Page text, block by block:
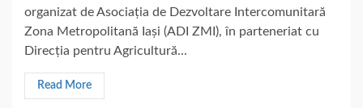
organizat de Asociația de Dezvoltare Intercomunitară
Zona Metropolitană Iași (ADI ZMI), în parteneriat cu
Direcția pentru Agricultură...
Read More